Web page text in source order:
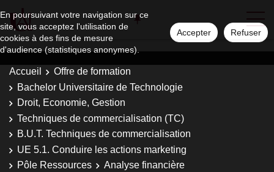
En poursuivant votre navigation sur ce
site, vous acceptez l'utilisation de
cookies à des fins de mesure
d'audience (statistiques anonymes).
Accepter Refuser
Accueil
Offre de formation
Bachelor Universitaire de Technologie
Droit, Economie, Gestion
Techniques de commercialisation (TC)
B.U.T. Techniques de commercialisation
UE 5.1. Conduire les actions marketing
Pôle Ressources
Analyse financière